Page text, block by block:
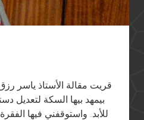
قريت مقالة الأستاذ ياسر
بيمهد بيها السكة لتعديل
للأبد. واستوقفني فيها